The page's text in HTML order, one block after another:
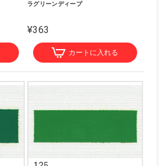
ラグリーンディープ
¥363
カートに入れる